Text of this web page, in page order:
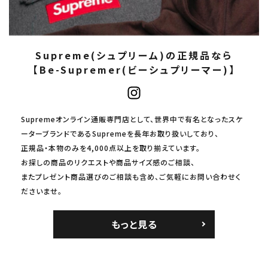
Supreme(シュプリーム)の正規品なら
【Be-Supremer(ビーシュプリーマー)】
Supremeオンライン通販専門店として、世界中で有名となったスケ
ーターブランドであるSupremeを長年お取り扱いしており、
正規品・本物のみを4,000点以上を取り揃えています。
お探しの商品のリクエストや商品サイズ感のご相談、
またプレゼント商品選びのご相談も含め、ご気軽にお問い合わせく
ださいませ。
もっと見る